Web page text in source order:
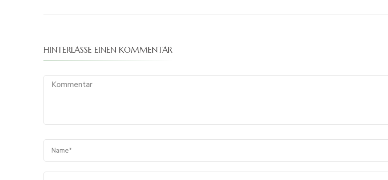
HINTERLASSE EINEN KOMMENTAR